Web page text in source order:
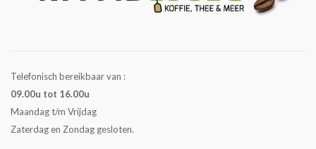
Telefonisch bereikbaar van :
09.00u tot 16.00u
Maandag t/m Vrijdag
Zaterdag en Zondag gesloten.